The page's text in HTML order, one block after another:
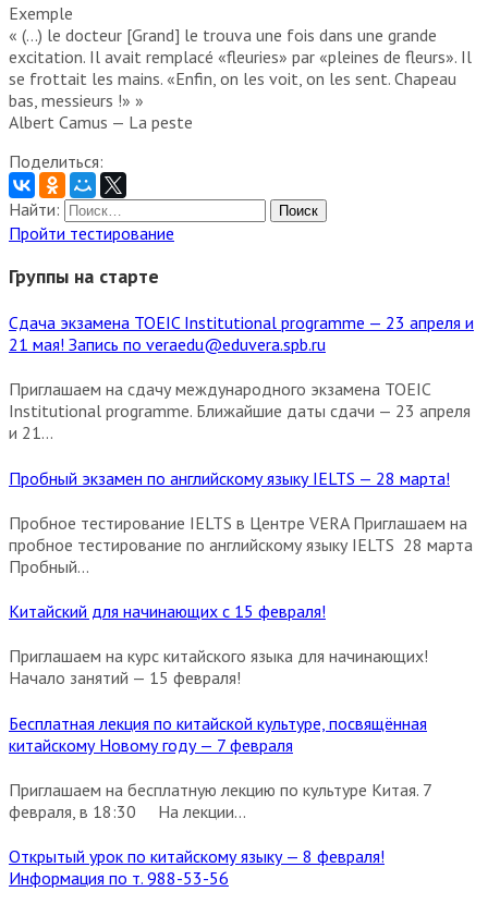
Exemple
« (…) le docteur [Grand] le trouva une fois dans une grande
excitation. Il avait remplacé «fleuries» par «pleines de fleurs». Il
se frottait les mains. «Enfin, on les voit, on les sent. Chapeau
bas, messieurs !» »
Albert Camus — La peste
Поделиться:
Найти:
Пройти тестирование
Группы на старте
Сдача экзамена TOEIC Institutional programme — 23 апреля и
21 мая! Запись по veraedu@eduvera.spb.ru
Приглашаем на сдачу международного экзамена TOEIC
Institutional programme. Ближайшие даты сдачи — 23 апреля
и 21...
Пробный экзамен по английскому языку IELTS — 28 марта!
Пробное тестирование IELTS в Центре VERA Приглашаем на
пробное тестирование по английскому языку IELTS 28 марта
Пробный...
Китайский для начинающих с 15 февраля!
Приглашаем на курс китайского языка для начинающих!
Начало занятий — 15 февраля!
Бесплатная лекция по китайской культуре, посвящённая
китайскому Новому году — 7 февраля
Приглашаем на бесплатную лекцию по культуре Китая. 7
февраля, в 18:30 На лекции...
Открытый урок по китайскому языку — 8 февраля!
Информация по т. 988-53-56